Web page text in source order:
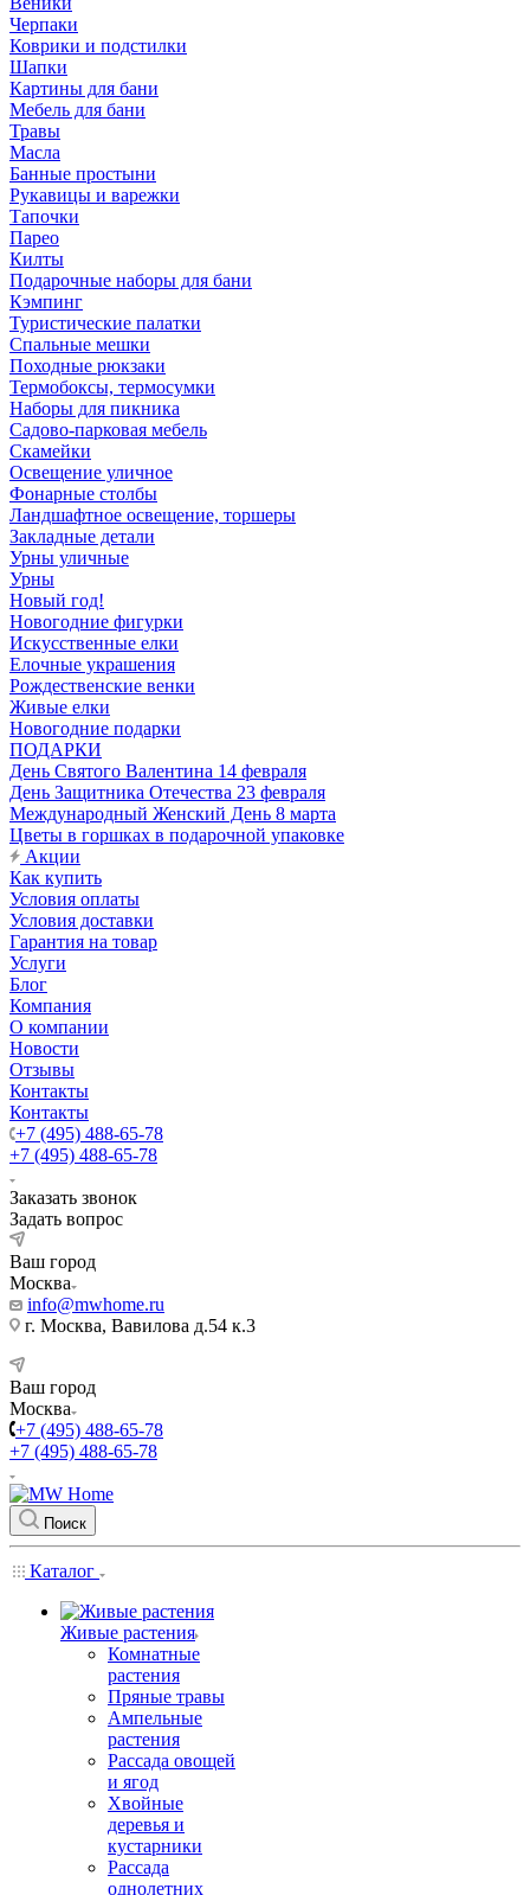
Черпаки
Коврики и подстилки
Шапки
Картины для бани
Мебель для бани
Травы
Масла
Банные простыни
Рукавицы и варежки
Тапочки
Парео
Килты
Подарочные наборы для бани
Кэмпинг
Туристические палатки
Спальные мешки
Походные рюкзаки
Термобоксы, термосумки
Наборы для пикника
Садово-парковая мебель
Скамейки
Освещение уличное
Фонарные столбы
Ландшафтное освещение, торшеры
Закладные детали
Урны уличные
Урны
Новый год!
Новогодние фигурки
Искусственные елки
Елочные украшения
Рождественские венки
Живые елки
Новогодние подарки
ПОДАРКИ
День Святого Валентина 14 февраля
День Защитника Отечества 23 февраля
Международный Женский День 8 марта
Цветы в горшках в подарочной упаковке
Акции
Как купить
Условия оплаты
Условия доставки
Гарантия на товар
Услуги
Блог
Компания
О компании
Новости
Отзывы
Контакты
Контакты
+7 (495) 488-65-78
+7 (495) 488-65-78
Заказать звонок
Задать вопрос
Ваш город
Москва
info@mwhome.ru
г. Москва, Вавилова д.54 к.3
Ваш город
Москва
+7 (495) 488-65-78
+7 (495) 488-65-78
Поиск
Каталог
Живые растения
Комнатные
растения
Пряные травы
Ампельные
растения
Рассада овощей
и ягод
Хвойные
деревья и
кустарники
Рассада
однолетних